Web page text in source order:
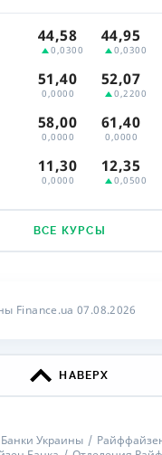
44,58
0,0300
44,95
0,0300
51,40
0,0000
52,07
0,2200
58,00
0,0000
61,40
0,0000
11,30
0,0000
12,35
0,0500
ВСЕ КУРСЫ
Finance.ua 07.08.2026
НАВЕРХ
Банки Украины